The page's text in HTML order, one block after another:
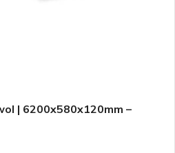
| 6200x580x120mm –